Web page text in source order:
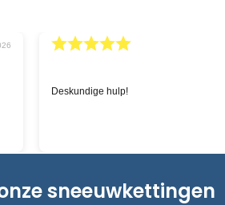
Snelle service en goede prijzen.
sneeuwkettingen